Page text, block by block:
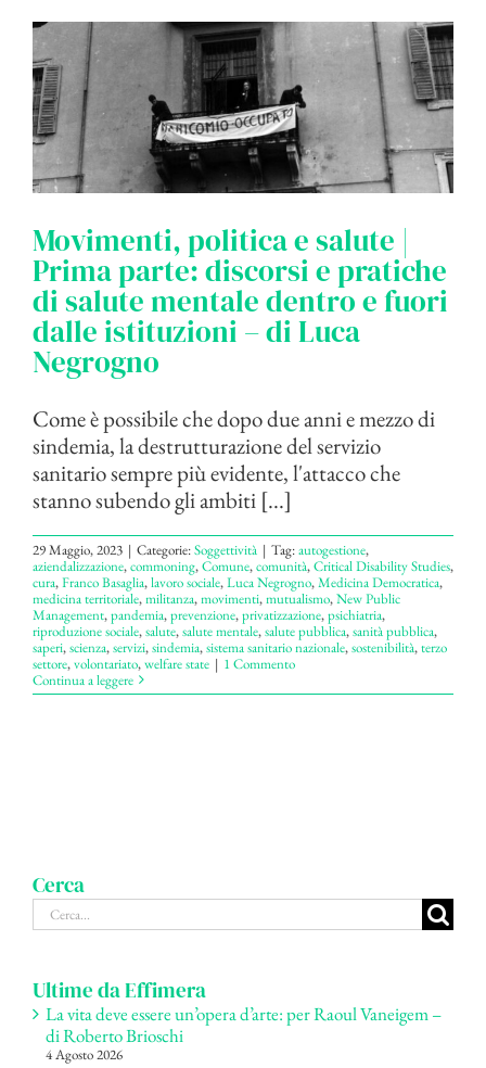
Movimenti, politica e salute |
Prima parte: discorsi e pratiche
di salute mentale dentro e fuori
dalle istituzioni – di Luca
Negrogno
Come è possibile che dopo due anni e mezzo di
sindemia, la destrutturazione del servizio
sanitario sempre più evidente, l'attacco che
stanno subendo gli ambiti [...]
29 Maggio, 2023 | Categorie:Soggettività | Tag:autogestione,
aziendalizzazione,commoning,Comune,comunità,Critical Disability Studies,
cura,Franco Basaglia,lavoro sociale,Luca Negrogno,Medicina Democratica,
medicina territoriale,militanza,movimenti,mutualismo,New Public
Management,pandemia,prevenzione,privatizzazione,psichiatria,
riproduzione sociale,salute,salute mentale,salute pubblica,sanità pubblica,
saperi,scienza,servizi,sindemia,sistema sanitario nazionale,sostenibilità,terzo
settore,volontariato,welfare state | 1 Commento
Continua a leggere
Cerca
Cerca
per:
Ultime da Effimera
La vita deve essere un’opera d’arte: per Raoul Vaneigem –
di Roberto Brioschi
4 Agosto 2026